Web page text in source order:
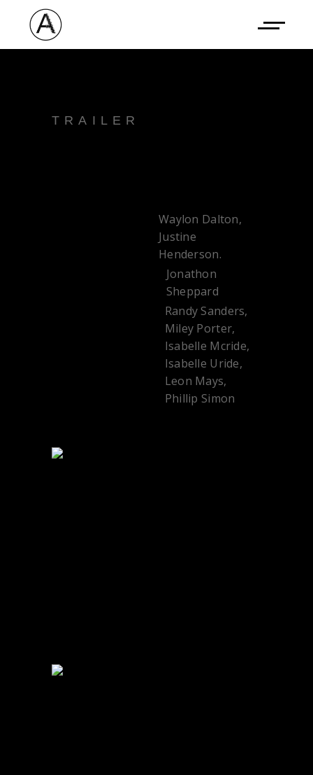
TRAILER
Waylon Dalton,
Justine
Henderson.
Jonathon
Sheppard
Randy Sanders,
Miley Porter,
Isabelle Mcride,
Isabelle Uride,
Leon Mays,
Phillip Simon